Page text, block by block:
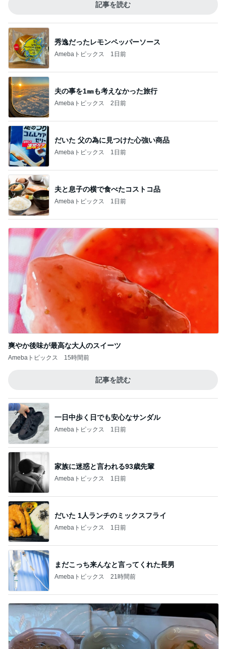
記事を読む
秀逸だったレモンペッパーソース
Amebaトピックス 1日前
夫の事を1㎜も考えなかった旅行
Amebaトピックス 2日前
だいた 父の為に見つけた心強い商品
Amebaトピックス 1日前
夫と息子の横で食べたコストコ品
Amebaトピックス 1日前
爽やか後味が最高な大人のスイーツ
Amebaトピックス 15時間前
記事を読む
一日中歩く日でも安心なサンダル
Amebaトピックス 1日前
家族に迷惑と言われる93歳先輩
Amebaトピックス 1日前
だいた 1人ランチのミックスフライ
Amebaトピックス 1日前
まだこっち来んなと言ってくれた長男
Amebaトピックス 21時間前